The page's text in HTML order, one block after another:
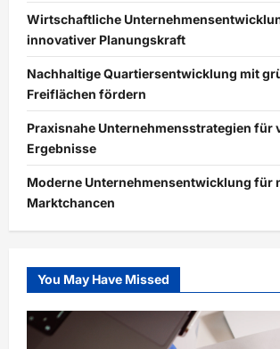
Wirtschaftliche
innovativer Planungskraft
Nachhaltige Quartiersentwicklung mit
Freiflächen fördern
Praxisnahe Unternehmensstrategien für
Ergebnisse
Moderne Unternehmensentwicklung für
Marktchancen
You May Have Missed